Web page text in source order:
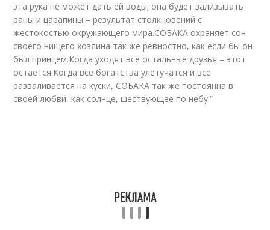
эта рука не может дать ей воды; она будет зализывать
раны и царапины – результат столкновений с
жестокостью окружающего мира.СОБАКА охраняет сон
своего нищего хозяина так же ревностно, как если бы он
был принцем.Когда уходят все остальные друзья – этот
остается.Когда все богатства улетучатся и все
разваливается на куски, СОБАКА так же постоянна в
своей любви, как солнце, шествующее по небу.”